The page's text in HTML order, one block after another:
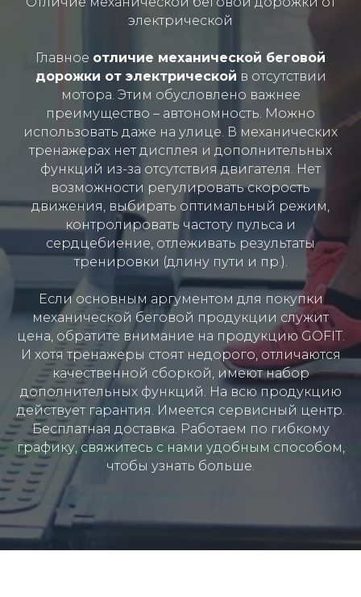
электрической
Главное отличие механической беговой
дорожки от электрической в отсутствии
мотора. Этим обусловлено важнее
преимущество – автономность. Можно
использовать даже на улице. В механических
тренажерах нет дисплея и дополнительных
функций из-за отсутствия двигателя. Нет
возможности регулировать скорость
движения, выбирать оптимальный режим,
контролировать частоту пульса и
сердцебиение, отлеживать результаты
тренировки (длину пути и пр.).
Если основным аргументом для покупки
механической беговой продукции служит
цена, обратите внимание на продукцию GOFIT.
И хотя тренажеры стоят недорого, отличаются
качественной сборкой, имеют набор
дополнительных функций. На всю продукцию
действует гарантия. Имеется сервисный центр.
Бесплатная доставка. Работаем по гибкому
графику, свяжитесь с нами удобным способом,
чтобы узнать больше.